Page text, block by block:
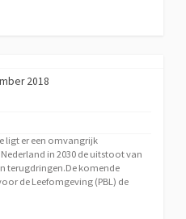
2018
ligt er een omvangrijk
in 2030 de uitstoot van
terugdringen.De komende
de Leefomgeving (PBL) de